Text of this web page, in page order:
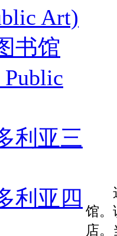
Art)
书馆
Public
利亚三
利亚四
这
馆。
店